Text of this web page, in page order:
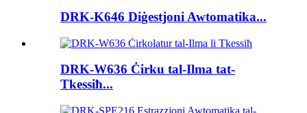
DRK-K646 Diġestjoni Awtomatika...
DRK-W636 Ċirku tal-Ilma tat-
Tkessiħ...